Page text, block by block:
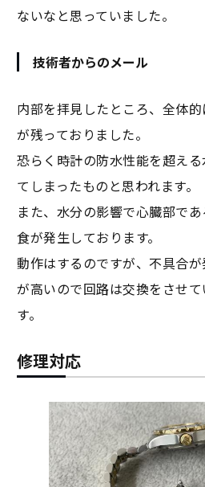
ないなと思っていました。
技術者からのメール
内部を拝見したところ、全体
が残っておりました。
恐らく時計の防水性能を超え
てしまったものと思われます。
また、水分の影響で心臓部で
食が発生しております。
動作はするのですが、不具合
が高いので回路は交換をさせ
す。
修理対応